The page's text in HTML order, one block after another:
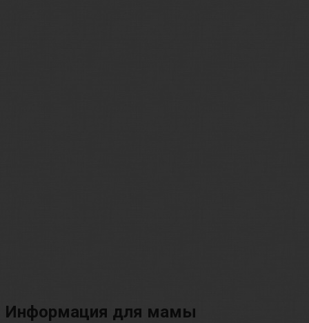
Информация для мамы